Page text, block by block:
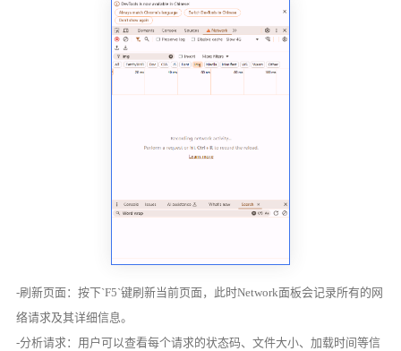
-刷新页面：按下`F5`键刷新当前页面，此时Network面板会记录所有的网
络请求及其详细信息。
-分析请求：用户可以查看每个请求的状态码、文件大小、加载时间等信